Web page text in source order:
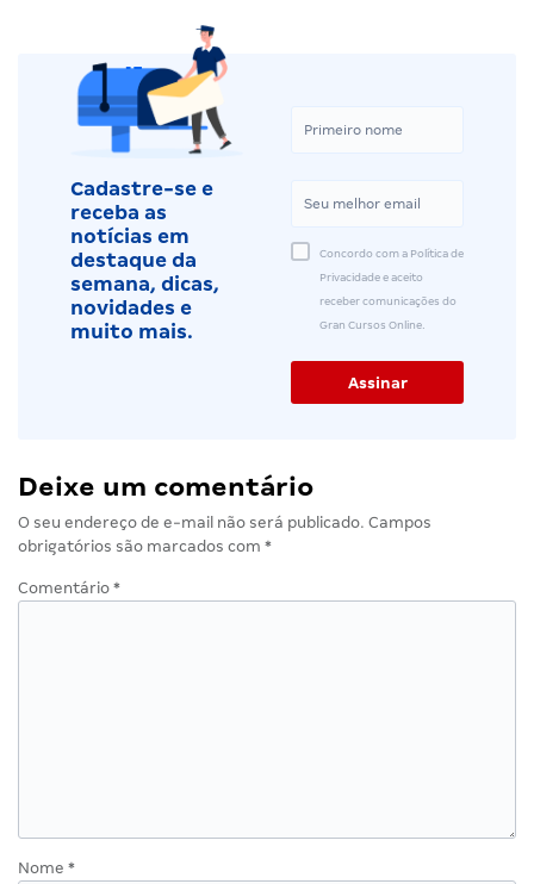
Cadastre-se e
receba as
notícias em
destaque da
semana, dicas,
novidades e
muito mais.
Concordo com a Política de
Privacidade e aceito
receber comunicações do
Gran Cursos Online.
Deixe um comentário
O seu endereço de e-mail não será publicado. Campos
obrigatórios são marcados com *
Comentário *
Nome *